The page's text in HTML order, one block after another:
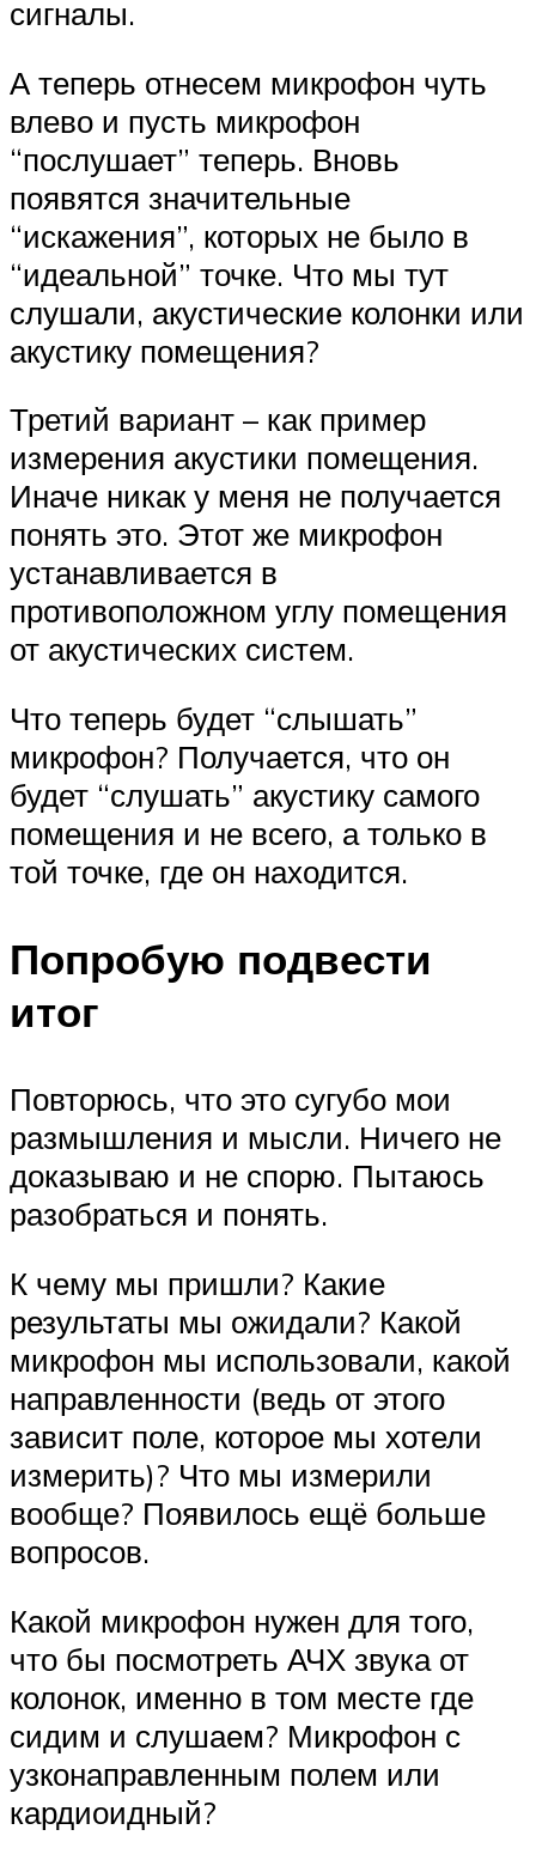
сигналы.
А теперь отнесем микрофон чуть
влево и пусть микрофон
“послушает” теперь. Вновь
появятся значительные
“искажения”, которых не было в
“идеальной” точке. Что мы тут
слушали, акустические колонки или
акустику помещения?
Третий вариант – как пример
измерения акустики помещения.
Иначе никак у меня не получается
понять это. Этот же микрофон
устанавливается в
противоположном углу помещения
от акустических систем.
Что теперь будет “слышать”
микрофон? Получается, что он
будет “слушать” акустику самого
помещения и не всего, а только в
той точке, где он находится.
Попробую подвести
итог
Повторюсь, что это сугубо мои
размышления и мысли. Ничего не
доказываю и не спорю. Пытаюсь
разобраться и понять.
К чему мы пришли? Какие
результаты мы ожидали? Какой
микрофон мы использовали, какой
направленности (ведь от этого
зависит поле, которое мы хотели
измерить)? Что мы измерили
вообще? Появилось ещё больше
вопросов.
Какой микрофон нужен для того,
что бы посмотреть АЧХ звука от
колонок, именно в том месте где
сидим и слушаем? Микрофон с
узконаправленным полем или
кардиоидный?